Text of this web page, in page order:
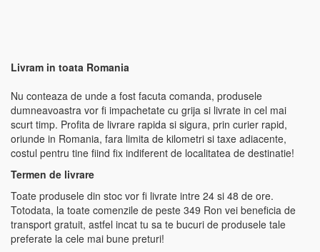
Livram in toata Romania
Nu conteaza de unde a fost facuta comanda, produsele
dumneavoastra vor fi impachetate cu grija si livrate in cel mai
scurt timp. Profita de livrare rapida si sigura, prin curier rapid,
oriunde in Romania, fara limita de kilometri si taxe adiacente,
costul pentru tine fiind fix indiferent de localitatea de destinatie!
Termen de livrare
Toate produsele din stoc vor fi livrate intre 24 si 48 de ore.
Totodata, la toate comenzile de peste 349 Ron vei beneficia de
transport gratuit, astfel incat tu sa te bucuri de produsele tale
preferate la cele mai bune preturi!